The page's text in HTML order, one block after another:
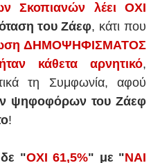
Σκοπιανών λέει ΟΧΙ
του Ζάεφ, κάτι που
ΔΗΜΟΨΗΦΙΣΜΑΤΟΣ
κάθετα αρνητικό,
τη Συμφωνία, αφού
ψηφοφόρων του Ζάεφ
!
δε "ΟΧΙ 61,5%" με "ΝΑΙ